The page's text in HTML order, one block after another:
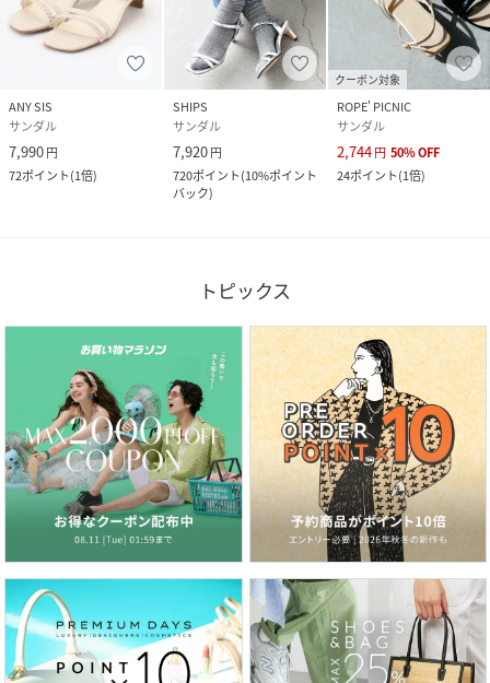
ANY SIS
サンダル
7,990円
72ポイント(1倍)
SHIPS
サンダル
7,920円
720ポイント(10%ポイント
バック)
クーポン対象
ROPE' PICNIC
サンダル
2,744円 50%OFF
24ポイント(1倍)
トピックス